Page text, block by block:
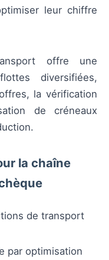
leur chiffre
offre une
diversifiées,
la vérification
de créneaux
la chaîne
de transport
par optimisation